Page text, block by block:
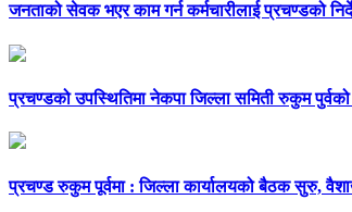
जनताको सेवक भएर काम गर्न कर्मचारीलाई प्रचण्डको
प्रचण्डको उपस्थितिमा नेकपा जिल्ला समिती रुकुम
प्रचण्ड रुकुम पूर्वमा : जिल्ला कार्यालयको बैठक सुरु,